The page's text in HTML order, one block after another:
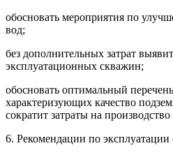
обосновать мероприятия по
вод;
без дополнительных затрат
эксплуатационных скважин;
обосновать оптимальный
характеризующих качество
сократит затраты на
6. Рекомендации по эксплуатации